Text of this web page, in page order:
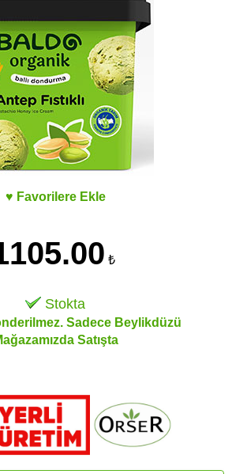
♥ Favorilere Ekle
₺
Stokta
Sadece Beylikdüzü
Satışta